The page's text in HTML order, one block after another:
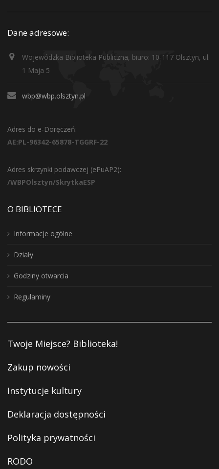
Dane adresowe:
Wojewódzka Biblioteka Publiczna, biuro: 10-117 Olsztyn, ul.
1 Maja 5
wbp@wbp.olsztyn.pl
Adres do e-Doręczeń:
AE:PL-96342-65878-TGGRF-22
Adres skrzynki podawczej (ePuAP2):
/WBPOlsztyn/SkrytkaESP
O BIBLIOTECE
Informacje ogólne
Działy
Godziny otwarcia
Regulaminy
Twoje Miejsce? Biblioteka!
Zakup nowości
Instytucje kultury
Deklaracja dostępności
Polityka prywatności
RODO